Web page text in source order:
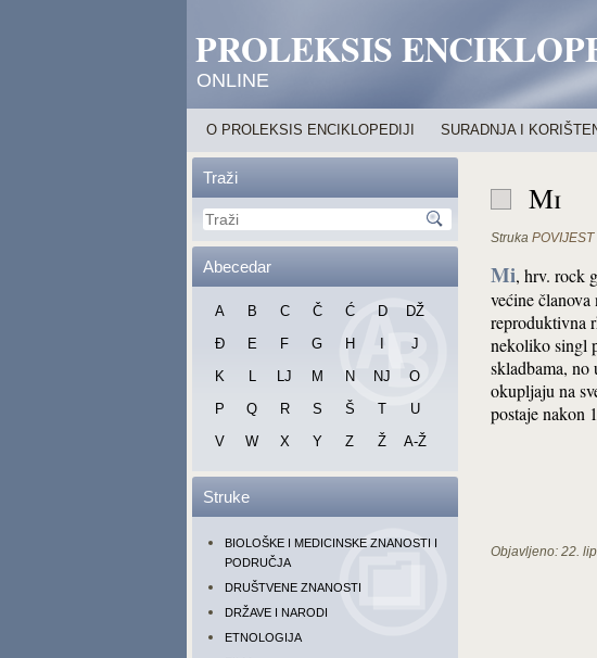
PROLEKSIS
ONLINE
O PROLEKSIS ENCIKLOPEDIJI SURADNJA I
Traži
Abecedar
A B C Č Ć D
DŽ
Đ
E F G H
J
K
L LJ M N NJ
O
P
Q R S Š T
U
V
W X Y Z Ž A-Ž
Struke
BIOLOŠKE I MEDICINSKE ZNANOSTI I
PODRUČJA
DRUŠTVENE ZNANOSTI
DRŽAVE I NARODI
ETNOLOGIJA
Mi
Struka
Mi, hrv. rock
većine članova
reproduktivna
nekoliko singl
skladbama, no
okupljaju na
postaje nakon
Objavljeno: 22.